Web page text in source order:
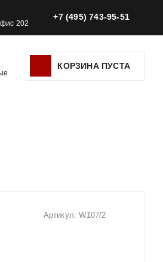
202
+7 (495) 743-95-51
КОРЗИНА ПУСТА
Артикул:W107/2